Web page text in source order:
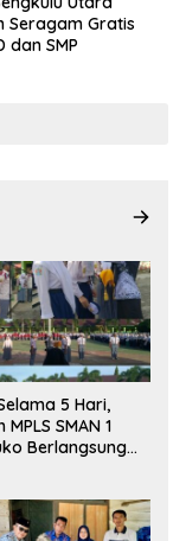
Seragam Gratis
dan SMP
5 Hari,
SMAN 1
Berlangsung